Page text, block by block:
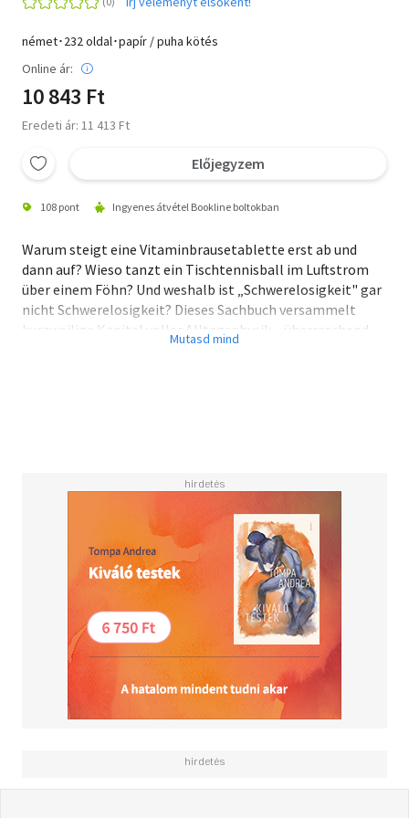
német･232 oldal･papír / puha kötés
Online ár:
10 843 Ft
Eredeti ár: 11 413 Ft
Előjegyzem
108 pont Ingyenes átvétel Bookline boltokban
Warum steigt eine Vitaminbrausetablette erst ab und
dann auf? Wieso tanzt ein Tischtennisball im Luftstrom
über einem Föhn? Und weshalb ist „Schwerelosigkeit" gar
nicht Schwerelosigkeit? Dieses Sachbuch versammelt
kurzweilige Kapitel voller Alltagsphysik – überraschend,
Welt um sich herum besser verstehen möchten.